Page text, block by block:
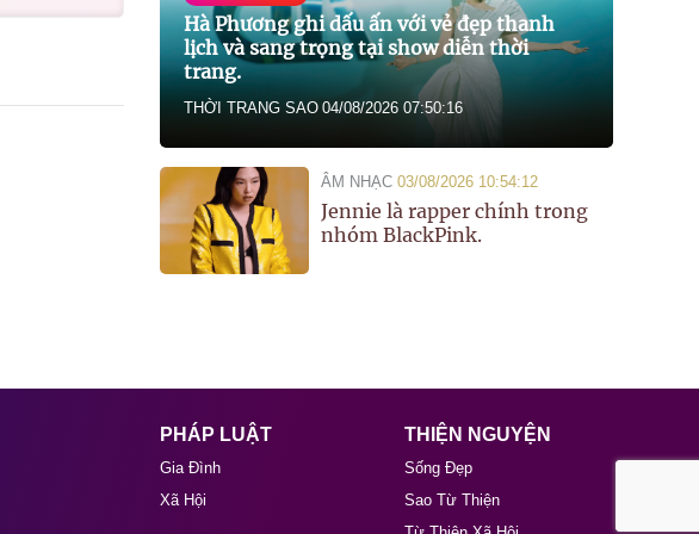
Hà Phương ghi dấu ấn với vẻ đẹp thanh
lịch và sang trọng tại show diễn thời
trang.
THỜI TRANG SAO 04/08/2026 07:50:16
ÂM NHẠC 03/08/2026 10:54:12
Jennie là rapper chính trong
nhóm BlackPink.
PHÁP LUẬT
Gia Đình
Xã Hội
THIỆN NGUYỆN
Sống Đẹp
Sao Từ Thiện